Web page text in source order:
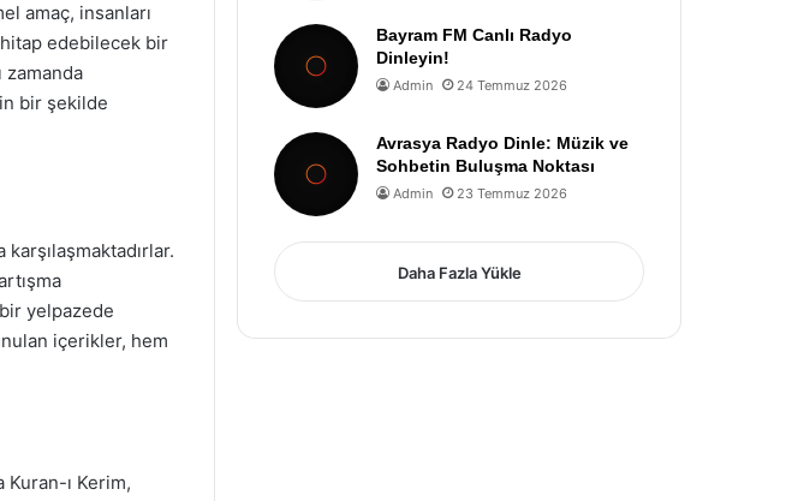
amaç, insanları
edebilecek bir
zamanda
bir şekilde
yelpazede
içerikler, hem
ı Kerim,
Bayram FM Canlı Radyo
Dinleyin!
Admin 24 Temmuz 2026
Avrasya Radyo Dinle: Müzik ve
Sohbetin Buluşma Noktası
Admin 23 Temmuz 2026
Daha Fazla Yükle